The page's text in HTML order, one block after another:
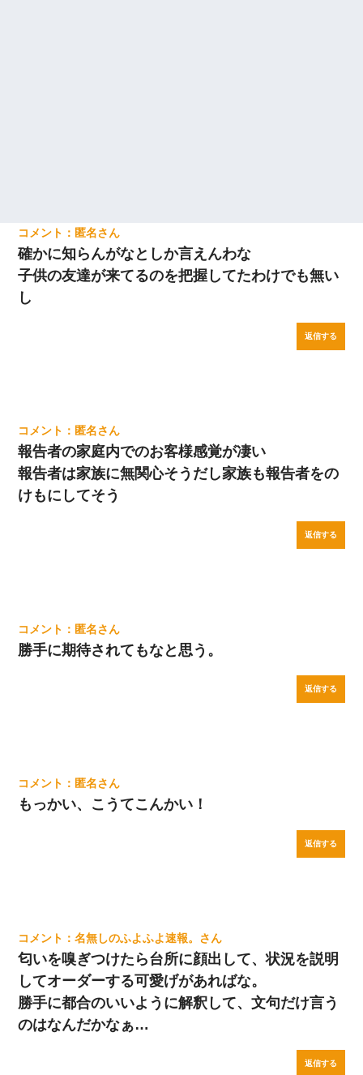
匿名
確かに知らんがなとしか言えんわな
子供の友達が来てるのを把握してたわけでも無い
し
返信する
匿名
報告者の家庭内でのお客様感覚が凄い
報告者は家族に無関心そうだし家族も報告者をの
けもにしてそう
返信する
匿名
勝手に期待されてもなと思う。
返信する
匿名
もっかい、こうてこんかい！
返信する
名無しのふよふよ速報。
匂いを嗅ぎつけたら台所に顔出して、状況を説明
してオーダーする可愛げがあればな。
勝手に都合のいいように解釈して、文句だけ言う
のはなんだかなぁ…
返信する